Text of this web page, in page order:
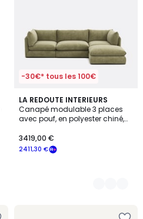
-30€* tous les 100€
LA REDOUTE INTERIEURS
Canapé modulable 3 places
avec pouf, en polyester chiné,
2411,30 €
3419,00 €
9
Couleurs